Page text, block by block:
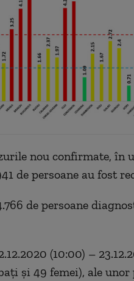
nou confirmate, în
de persoane au fost
de persoane
(10:00) –
și 49 femei), ale